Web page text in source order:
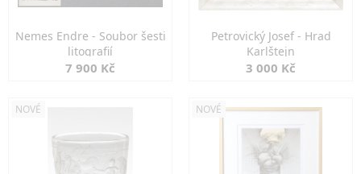
Nemes Endre - Soubor šesti
litografií
7 900 Kč
Petrovický Josef - Hrad
Karlštejn
3 000 Kč
NOVÉ NOVÉ